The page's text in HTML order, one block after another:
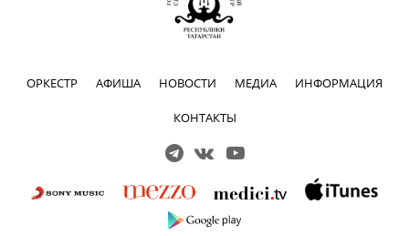
ОРКЕСТР АФИША НОВОСТИ МЕДИА ИНФОРМАЦИЯ
КОНТАКТЫ